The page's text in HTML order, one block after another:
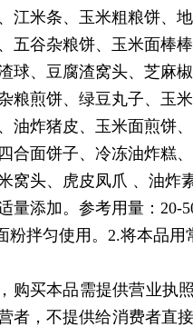
江米条、玉米粗粮饼、
五谷杂粮饼、玉米面棒
球、豆腐渣窝头、芝麻
粮煎饼、绿豆丸子、玉
油炸猪皮、玉米面煎饼
合面饼子、冷冻油炸糕
窝头、虎皮凤爪 、油炸
添加。参考用量：20-
拌匀使用。2.将本品用
购买本品需提供营业执
者，不提供给消费者直